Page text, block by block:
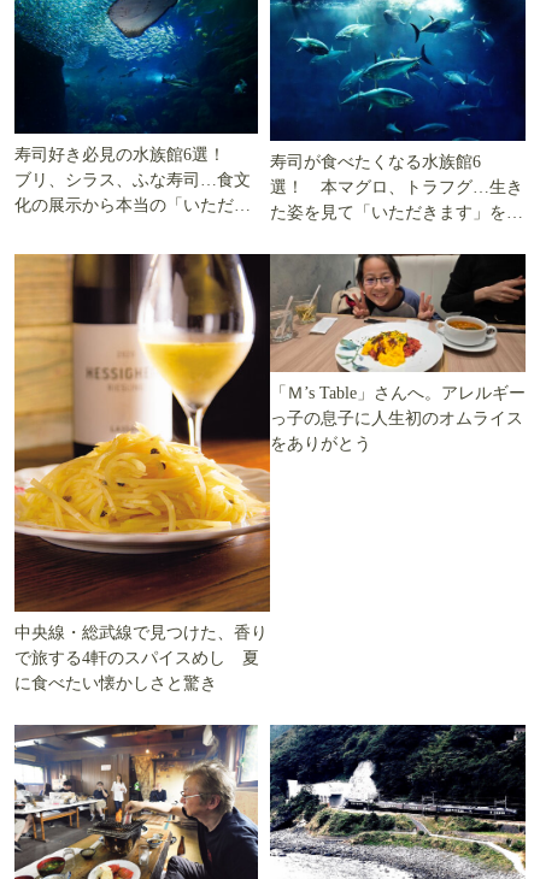
寿司好き必見の水族館6選！
ブリ、シラス、ふな寿司…食文
化の展示から本当の「いただき
寿司が食べたくなる水族館6
選！ 本マグロ、トラフグ…生き
た姿を見て「いただきます」を考
中央線・総武線で見つけた、香り
で旅する4軒のスパイスめし 夏
に食べたい懐かしさと驚き
「Ｍ’s Table」さんへ。アレルギー
っ子の息子に人生初のオムライス
をありがとう